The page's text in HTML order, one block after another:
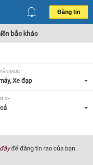
Đăng tin
bắc khác
MỤC
Xe đạp
XE
để đăng tin rao của bạn.